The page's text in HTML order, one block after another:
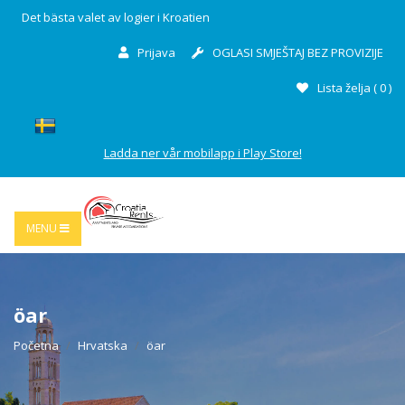
Det bästa valet av logier i Kroatien
Prijava OGLASI SMJEŠTAJ BEZ PROVIZIJE
Lista želja (0)
Ladda ner vår mobilapp i Play Store!
MENU
öar
Početna Hrvatska öar